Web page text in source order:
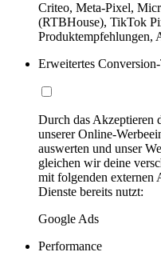
Criteo, Meta-Pixel,
(RTBHouse), TikTok
Produktempfehlungen,
Erweitertes
Durch das Akzeptieren
unserer Online-
auswerten und unser
gleichen wir deine
mit folgenden externen
Dienste bereits nutzt:
Google Ads
Performance